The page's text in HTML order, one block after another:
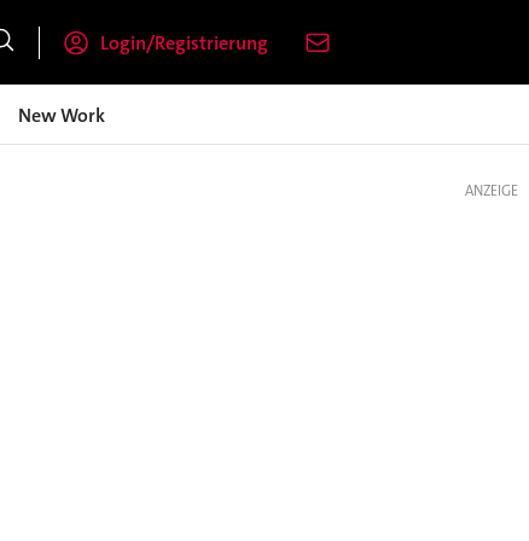
Login/Registrierung
New Work
ANZEIGE